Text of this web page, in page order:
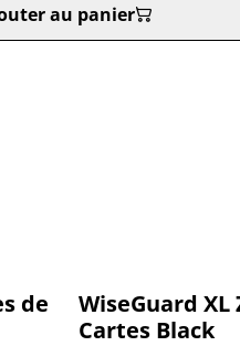
au panier
de
WiseGuard XL
Cartes Black